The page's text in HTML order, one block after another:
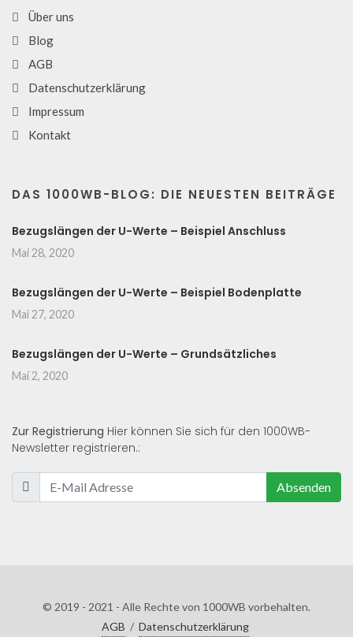
Über uns
Blog
AGB
Datenschutzerklärung
Impressum
Kontakt
DAS 1000WB-BLOG: DIE NEUESTEN BEITRÄGE
Bezugslängen der U-Werte – Beispiel Anschluss
Mai 28, 2020
Bezugslängen der U-Werte – Beispiel Bodenplatte
Mai 27, 2020
Bezugslängen der U-Werte – Grundsätzliches
Mai 2, 2020
Zur Registrierung Hier können Sie sich für den 1000WB-
Newsletter registrieren.:
Absenden
© 2019 - 2021 - Alle Rechte von 1000WB vorbehalten.
AGB / Datenschutzerklärung